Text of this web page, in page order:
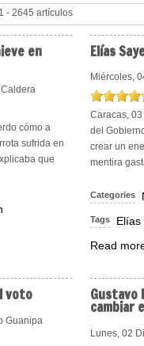
- 2645 artículos
en
cómo a
sufrida en
que
Elías
Miércoles,
Caracas,
del
crear un
mentira
Categories
Tags
Elías
Read
voto
Guanipa
Gustavo
cambiar
Lunes, 02